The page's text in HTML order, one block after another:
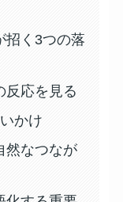
招く3つの落
反応を見る
かけ
然なつなが